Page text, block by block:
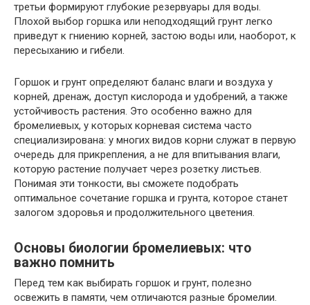
третьи формируют глубокие резервуары для воды.
Плохой выбор горшка или неподходящий грунт легко
приведут к гниению корней, застою воды или, наоборот, к
пересыханию и гибели.
Горшок и грунт определяют баланс влаги и воздуха у
корней, дренаж, доступ кислорода и удобрений, а также
устойчивость растения. Это особенно важно для
бромелиевых, у которых корневая система часто
специализирована: у многих видов корни служат в первую
очередь для прикрепления, а не для впитывания влаги,
которую растение получает через розетку листьев.
Понимая эти тонкости, вы сможете подобрать
оптимальное сочетание горшка и грунта, которое станет
залогом здоровья и продолжительного цветения.
Основы биологии бромелиевых: что
важно помнить
Перед тем как выбирать горшок и грунт, полезно
освежить в памяти, чем отличаются разные бромелии.